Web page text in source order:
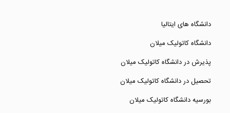
دانشگاه های ایتالیا
دانشگاه کاتولیک میلان
پذیرش در دانشگاه کاتولیک میلان
تحصیل در دانشگاه کاتولیک میلان
بورسیه دانشگاه کاتولیک میلان